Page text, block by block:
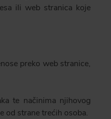
ili web stranica koje
preko web stranice,
te načinima njihovog
od strane trećih osoba.